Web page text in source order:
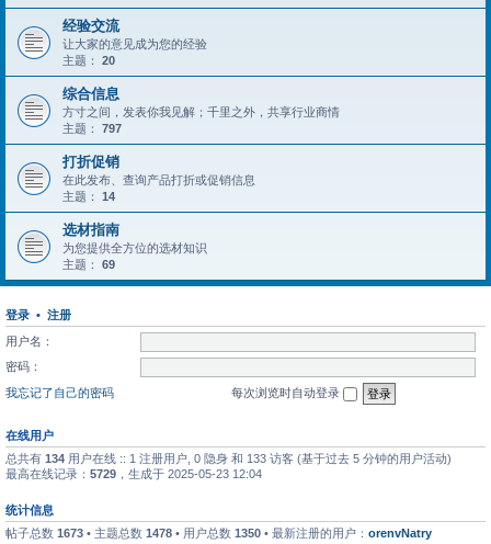
经验交流
让大家的意见成为您的经验
主题： 20
综合信息
方寸之间，发表你我见解；千里之外，共享行业商情
主题： 797
打折促销
在此发布、查询产品打折或促销信息
主题： 14
选材指南
为您提供全方位的选材知识
主题： 69
登录 • 注册
用户名：
密码：
我忘记了自己的密码
每次浏览时自动登录
在线用户
总共有 134 用户在线 :: 1 注册用户, 0 隐身 和 133 访客 (基于过去 5 分钟的用户活动)
最高在线记录： 5729 ，生成于 2025-05-23 12:04
统计信息
帖子总数 1673 • 主题总数 1478 • 用户总数 1350 • 最新注册的用户： orenvNatry